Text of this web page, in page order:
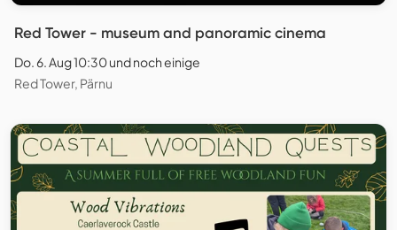
Red Tower - museum and panoramic cinema
Do. 6. Aug 10:30 und noch einige
Red Tower, Pärnu